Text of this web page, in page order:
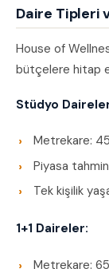
Daire Tipleri
House of
bütçelere hitap
Stüdyo
Metrekare:
Piyasa
Tek kişilik
1+1 Daireler:
Metrekare: